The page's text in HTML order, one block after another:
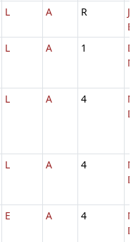
L A R
L A 1
L A 4
L A 4
E A 4